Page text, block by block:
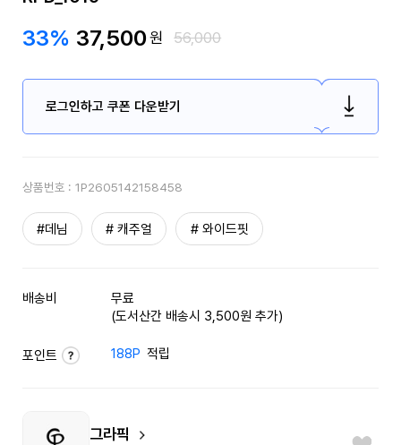
33% 37,500원 56,000
로그인하고 쿠폰 다운받기
상품번호 : 1P2605142158458
#데님 # 캐주얼 # 와이드핏
배송비
무료
(도서산간 배송시 3,500원 추가)
포인트 188P 적립
그라픽